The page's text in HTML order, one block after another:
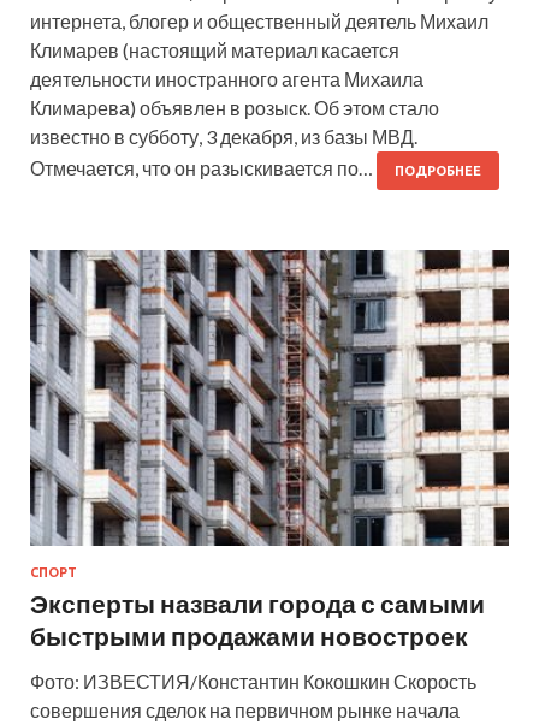
интернета, блогер и общественный деятель Михаил
Климарев (настоящий материал касается
деятельности иностранного агента Михаила
Климарева) объявлен в розыск. Об этом стало
известно в субботу, 3 декабря, из базы МВД.
Отмечается, что он разыскивается по…
ПОДРОБНЕЕ
СПОРТ
Эксперты назвали города с самыми
быстрыми продажами новостроек
Фото: ИЗВЕСТИЯ/Константин Кокошкин Скорость
совершения сделок на первичном рынке начала